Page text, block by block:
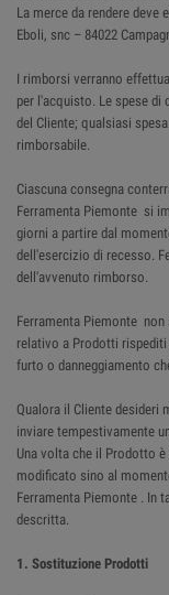
La merce da rendere deve
Eboli, snc – 84022
I rimborsi verranno
per l'acquisto. Le spese
del Cliente; qualsiasi
rimborsabile.
Ciascuna consegna
Ferramenta Piemonte si
giorni a partire dal
dell'esercizio di recesso.
dell'avvenuto rimborso.
Ferramenta Piemonte
relativo a Prodotti
furto o danneggiamento
Qualora il Cliente desideri
inviare tempestivamente
Una volta che il Prodotto
modificato sino al
Ferramenta Piemonte . In
descritta.
1. Sostituzione Prodotti